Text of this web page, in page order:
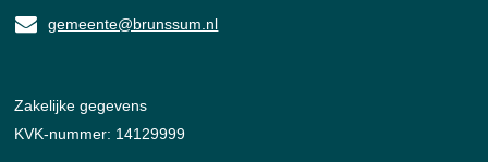
gemeente@brunssum.nl
Zakelijke gegevens
KVK-nummer: 14129999